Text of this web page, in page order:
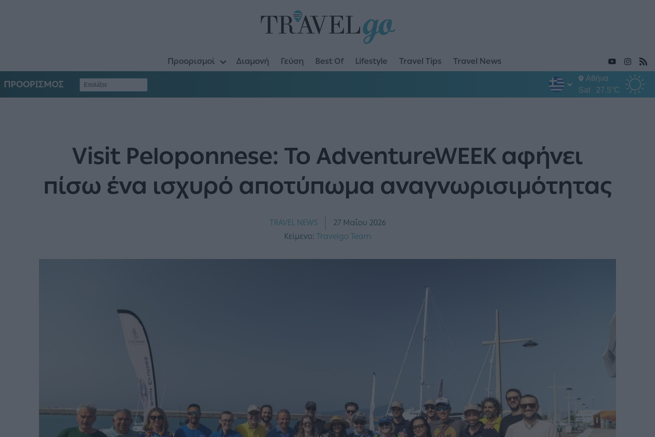
Προορισμοί Διαμονή Γεύση Best Of Lifestyle Travel Tips Travel News
ΠΡΟΟΡΙΣΜΟΣ
Αθήνα
Sat
27.5°C
Visit Peloponnese: Το AdventureWEEK αφήνει
πίσω ένα ισχυρό αποτύπωμα αναγνωρισιμότητας
TRAVEL NEWS
27 Μαΐου 2026
Κείμενο: Travelgo Team